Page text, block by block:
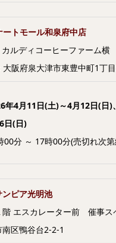
ートモール和泉府中店
カルディコーヒーファーム
大阪府泉大津市東豊中町1丁
年4月11日(土)～4月12日(日)
日(日)
00分 ～ 17時00分(売切れ次
ンピア光明池
階 エスカレーター前 催事ス
南区鴨谷台2-2-1